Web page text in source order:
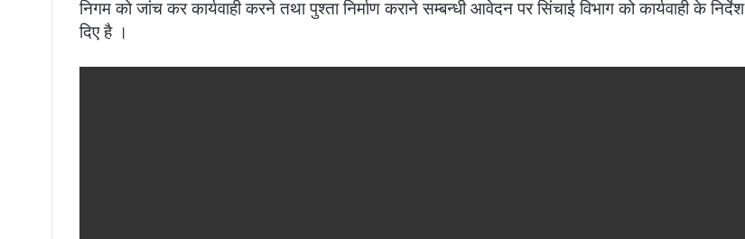
निगम को जांच कर कार्यवाही करने तथा पुश्ता निर्माण कराने सम्बन्धी आवेदन पर सिंचाई विभाग को कार्यवाही के निर्देश
दिए है ।